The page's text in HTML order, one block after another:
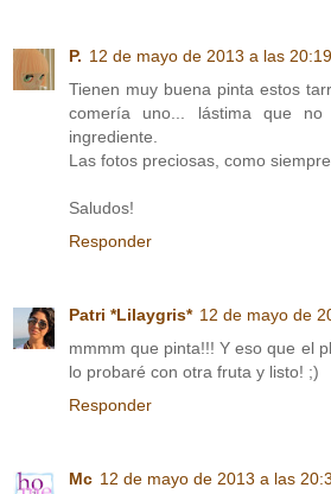
P. 12 de mayo de 2013 a las 20:19
Tienen muy buena pinta estos
comería uno... lástima que
ingrediente.
Las fotos preciosas, como siempre.
Saludos!
Responder
Patri *Lilaygris* 12 de mayo de
mmmm que pinta!!! Y eso que el
lo probaré con otra fruta y listo! ;)
Responder
Mc 12 de mayo de 2013 a las